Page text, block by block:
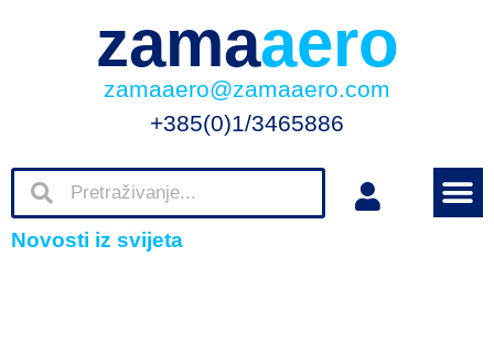
zamaaero
zamaaero@zamaaero.com
+385(0)1/3465886
Novosti iz svijeta